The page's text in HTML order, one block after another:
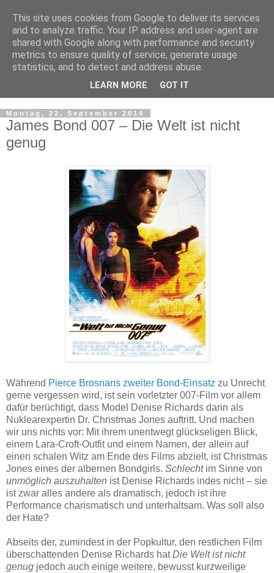
Montag, 22. September 2014
James Bond 007 – Die Welt ist nicht
genug
Während Pierce Brosnans zweiter Bond-Einsatz zu Unrecht
gerne vergessen wird, ist sein vorletzter 007-Film vor allem
dafür berüchtigt, dass Model Denise Richards darin als
Nuklearexpertin Dr. Christmas Jones auftritt. Und machen
wir uns nichts vor: Mit ihrem unentwegt glückseligen Blick,
einem Lara-Croft-Outfit und einem Namen, der allein auf
einen schalen Witz am Ende des Films abzielt, ist Christmas
Jones eines der albernen Bondgirls. Schlechtim Sinne von
unmöglich auszuhalten ist Denise Richards indes nicht – sie
ist zwar alles andere als dramatisch, jedoch ist ihre
Performance charismatisch und unterhaltsam. Was soll also
der Hate?
Abseits der, zumindest in der Popkultur, den restlichen Film
überschattenden Denise Richards hatDie Welt ist nicht
genug jedoch auch einige weitere, bewusst kurzweilige
This site uses cookies from Google to deliver its services
and to analyze traffic. Your IP address and user-agent are
shared with Google along with performance and security
metrics to ensure quality of service, generate usage
statistics, and to detect and address abuse.
LEARN MORE GOT IT